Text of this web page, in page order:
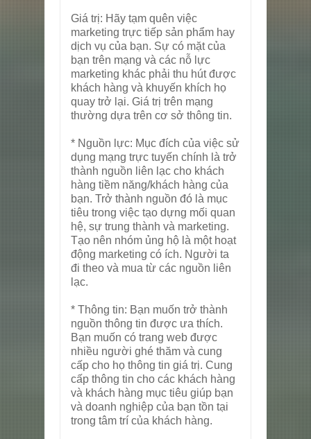
Giá trị: Hãy tạm quên việc
marketing trực tiếp sản phẩm hay
dịch vụ của bạn. Sự có mặt của
bạn trên mạng và các nỗ lực
marketing khác phải thu hút được
khách hàng và khuyến khích họ
quay trở lại. Giá trị trên mạng
thường dựa trên cơ sở thông tin.
* Nguồn lực: Mục đích của việc sử
dụng mạng trực tuyến chính là trở
thành nguồn liên lạc cho khách
hàng tiềm năng/khách hàng của
bạn. Trở thành nguồn đó là mục
tiêu trong việc tạo dựng mối quan
hệ, sự trung thành và marketing.
Tạo nên nhóm ủng hộ là một hoạt
động marketing có ích. Người ta
đi theo và mua từ các nguồn liên
lạc.
* Thông tin: Bạn muốn trở thành
nguồn thông tin được ưa thích.
Bạn muốn có trang web được
nhiều người ghé thăm và cung
cấp cho họ thông tin giá trị. Cung
cấp thông tin cho các khách hàng
và khách hàng mục tiêu giúp bạn
và doanh nghiệp của bạn tồn tại
trong tâm trí của khách hàng.